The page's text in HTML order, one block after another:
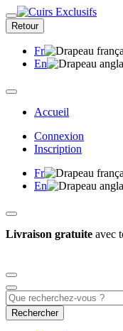
Retour
Fr
En
Accueil
Connexion
Inscription
Fr
En
Livraison gratuite avec
Rechercher